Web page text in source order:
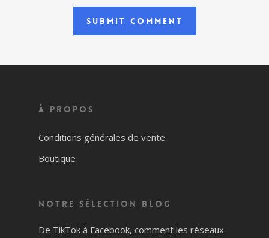
À propos
Conditions générales de vente
Boutique
Notre sélection blog
De TikTok à Facebook, comment les réseaux